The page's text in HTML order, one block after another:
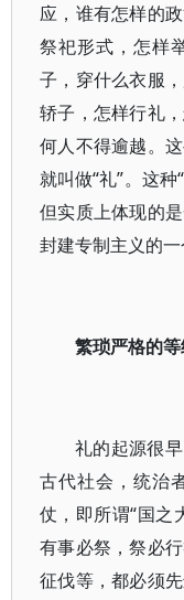
应，谁有怎样的
祭祀形式，怎样
子，穿什么衣服
轿子，怎样行礼
何人不得逾越。
就叫做“礼”。这种
但实质上体现的
封建专制主义的一
繁琐严格的
礼的起源很
古代社会，统治
仗，即所谓“国之
有事必祭，祭必
征伐等，都必须